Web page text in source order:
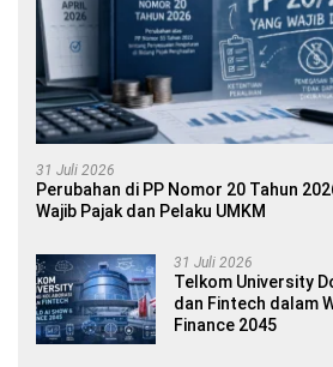
31 Juli 2026
Perubahan di PP Nomor 20 Tahun
Wajib Pajak dan Pelaku UMKM
31 Juli 2026
Telkom University
dan Fintech dalam
Finance 2045